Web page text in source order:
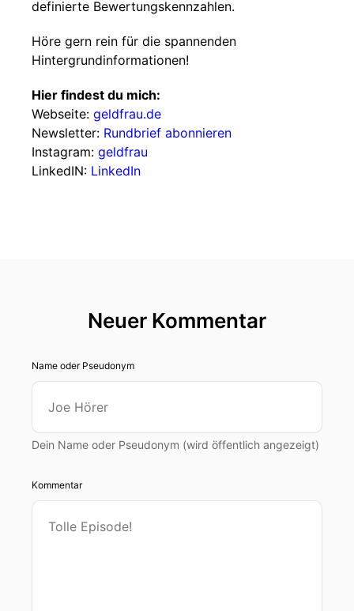
definierte Bewertungskennzahlen.
Höre gern rein für die spannenden
Hintergrundinformationen!
Hier findest du mich:
Webseite: geldfrau.de
Newsletter: Rundbrief abonnieren
Instagram: geldfrau
LinkedIN: LinkedIn
Neuer Kommentar
Name oder Pseudonym
Dein Name oder Pseudonym (wird öffentlich angezeigt)
Kommentar